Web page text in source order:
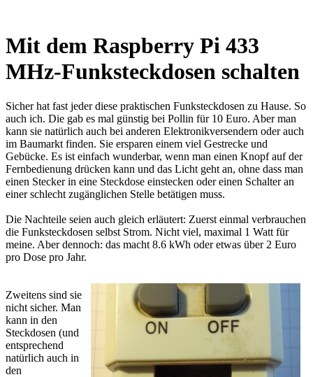
Mit dem Raspberry Pi 433
MHz-Funksteckdosen schalten
Sicher hat fast jeder diese praktischen Funksteckdosen zu Hause. So
auch ich. Die gab es mal günstig bei Pollin für 10 Euro. Aber man
kann sie natürlich auch bei anderen Elektronikversendern oder auch
im Baumarkt finden. Sie ersparen einem viel Gestrecke und
Gebücke. Es ist einfach wunderbar, wenn man einen Knopf auf der
Fernbedienung drücken kann und das Licht geht an, ohne dass man
einen Stecker in eine Steckdose einstecken oder einen Schalter an
einer schlecht zugänglichen Stelle betätigen muss.
Die Nachteile seien auch gleich erläutert: Zuerst einmal verbrauchen
die Funksteckdosen selbst Strom. Nicht viel, maximal 1 Watt für
meine. Aber dennoch: das macht 8.6 kWh oder etwas über 2 Euro
pro Dose pro Jahr.
Zweitens sind sie
nicht sicher. Man
kann in den
Steckdosen (und
entsprechend
natürlich auch in
den